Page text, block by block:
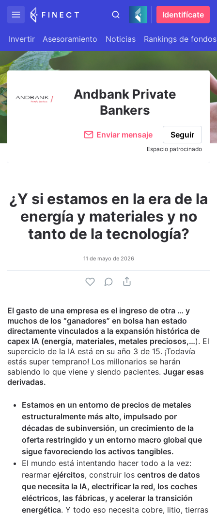
Identifícate
Invertir Asesoramiento Noticias Rankings de fondos
Andbank Private
Bankers
Enviar mensaje Seguir
Espacio patrocinado
¿Y si estamos en la era de la
energía y materiales y no
tanto de la tecnología?
11 de mayo de 2026
El gasto de una empresa es el ingreso de otra … y
muchos de los “ganadores” en bolsa han estado
directamente vinculados a la expansión histórica de
capex IA (energía, materiales, metales preciosos,…). El
superciclo de la IA está en su año 3 de 15. ¡Todavía
estás super temprano! Los millonarios se harán
sabiendo lo que viene y siendo pacientes. Jugar esas
derivadas.
Estamos en un entorno de precios de metales
estructuralmente más alto, impulsado por
décadas de subinversión, un crecimiento de la
oferta restringido y un entorno macro global que
sigue favoreciendo los activos tangibles.
El mundo está intentando hacer todo a la vez:
rearmar ejércitos, construir los centros de datos
que necesita la IA, electrificar la red, los coches
eléctricos, las fábricas, y acelerar la transición
energética. Y todo eso necesita cobre, litio, tierras